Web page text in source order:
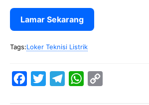
Lamar Sekarang
Tags:Loker Teknisi Listrik
W